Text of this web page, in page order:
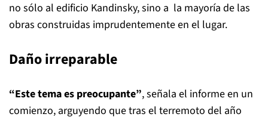
no sólo al edificio Kandinsky, sino a la mayoría de las
obras construidas imprudentemente en el lugar.
Daño irreparable
“Este tema es preocupante”, señala el informe en un
comienzo, arguyendo que tras el terremoto del año